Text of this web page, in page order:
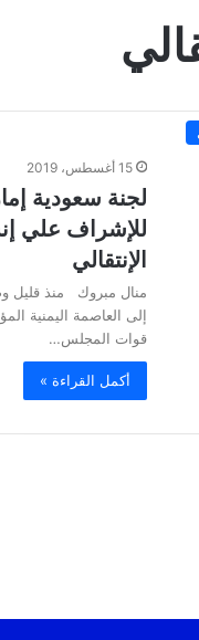
15 أغسطس، 2019
لجنة سعودية
للإشراف علي
الإنتقالي
منال مبروك منذ قليل
إلى العاصمة اليمنية
قوات المجلس…
أكمل القراءة »